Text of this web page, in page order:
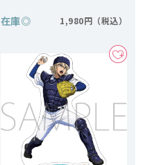
在庫◎ 1,980円